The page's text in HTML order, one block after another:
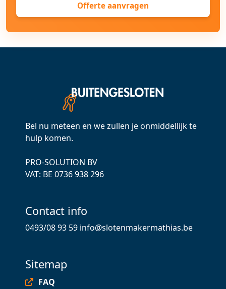
Offerte aanvragen
Bel nu meteen en we zullen je onmiddellijk te
hulp komen.
PRO-SOLUTION BV
VAT: ВЕ 0736 938 296
Contact info
0493/08 93 59 info@slotenmakermathias.be
Sitemap
FAQ